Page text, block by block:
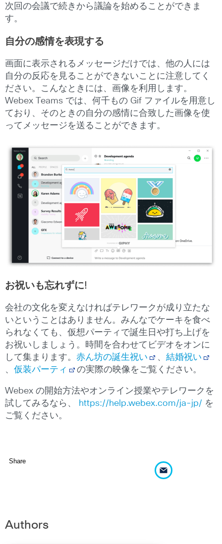
次回の会議で続きから議論を始めることができま
す。
自分の感情を表現する
画面に表示されるメッセージだけでは、他の人には
自分の反応を見ることができないことに注意してく
ださい。こんなときには、画像を利用します。
Webex Teams では、何千もの Gif ファイルを用意し
ており、そのときの自分の感情に合致した画像を使
ってメッセージを送ることができます。
お祝いも忘れずに!
会社の文化を変えなければテレワークが成り立たな
いということはありません。みんなでケーキを食べ
られなくても、仮想パーティで誕生日や打ち上げを
お祝いしましょう。時間を合わせてビデオをオンに
して集まります。 赤ん坊の誕生祝い 、 結婚祝い
、 仮装パーティ の実際の映像をご覧ください。
Webex の開始方法やオンライン授業やテレワークを
試してみるなら、
https://help.webex.com/ja-jp/ を
ご覧ください。
Share
Authors